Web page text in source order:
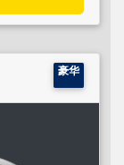
豪华